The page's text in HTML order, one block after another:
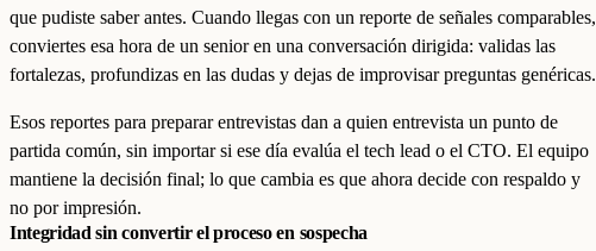
que pudiste saber antes. Cuando llegas con un reporte de señales comparables,
conviertes esa hora de un senior en una conversación dirigida: validas las
fortalezas, profundizas en las dudas y dejas de improvisar preguntas genéricas.
Esos reportes para preparar entrevistas dan a quien entrevista un punto de
partida común, sin importar si ese día evalúa el tech lead o el CTO. El equipo
mantiene la decisión final; lo que cambia es que ahora decide con respaldo y
no por impresión.
Integridad sin convertir el proceso en sospecha